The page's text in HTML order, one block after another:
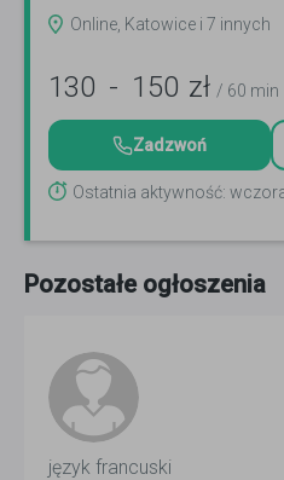
Online, Katowice i 7 innych
130 - 150 zł / 60 min
Zadzwoń
Ostatnia aktywność:
Pozostałe ogłoszenia
język francuski